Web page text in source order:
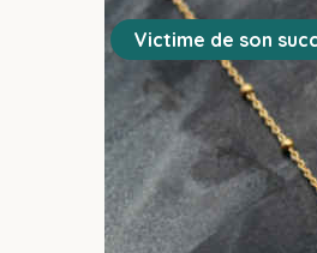
Victime de son